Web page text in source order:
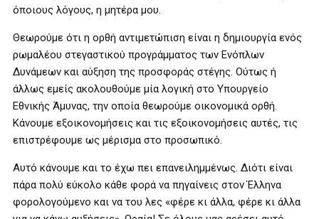
όποιους λόγους, η μητέρα μου.
Θεωρούμε ότι η ορθή αντιμετώπιση είναι η δημιουργία ενός
ρωμαλέου στεγαστικού προγράμματος των Ενόπλων
Δυνάμεων και αύξηση της προσφοράς στέγης. Ούτως ή
άλλως εμείς ακολουθούμε μία λογική στο Υπουργείο
Εθνικής Άμυνας, την οποία θεωρούμε οικονομικά ορθή.
Κάνουμε εξοικονομήσεις και τις εξοικονομήσεις αυτές, τις
επιστρέφουμε ως μέρισμα στο προσωπικό.
Αυτό κάνουμε και το έχω πει επανειλημμένως. Διότι είναι
πάρα πολύ εύκολο κάθε φορά να πηγαίνεις στον Έλληνα
φορολογούμενο και να του λες «φέρε κι άλλα, φέρε κι άλλα